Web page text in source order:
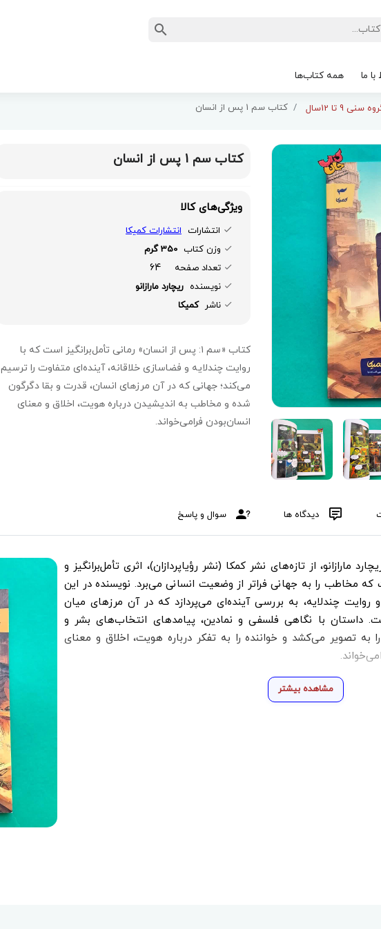
با ما همه کتاب‌ها
سنی 9 تا 12سال کتاب سم 1 پس از انسان
کتاب سم 1 پس از انسان
ویژگی‌های کالا
انتشارات انتشارات کمیکا
وزن کتاب 350 گرم
تعداد صفحه
64
نویسنده ریچارد مارازانو
ناشر کمیکا
کتاب «سم ۱: پس از انسان» رمانی تأمل‌برانگیز است که با
روایت چندلایه و فضاسازی خلاقانه، آینده‌ای متفاوت را ترسیم
می‌کند؛ جهانی که در آن مرزهای انسان، قدرت و بقا دگرگون
شده و مخاطب به اندیشیدن درباره هویت، اخلاق و معنای
انسان‌بودن فرامی‌خواند.
دیدگاه ها سوال و پاسخ
ریچارد مارازانو، از تازه‌های نشر کمکا (نشر رؤیاپردازان)، اثری تأمل‌برانگیز و
مخاطب را به جهانی فراتر از وضعیت انسانی می‌برد. نویسنده در این
و روایت چندلایه، به بررسی آینده‌ای می‌پردازد که در آن مرزهای میان
داستان با نگاهی فلسفی و نمادین، پیامدهای انتخاب‌های بشر و
تصویر می‌کشد و خواننده را به تفکر درباره هویت، اخلاق و معنای
مشاهده بیشتر